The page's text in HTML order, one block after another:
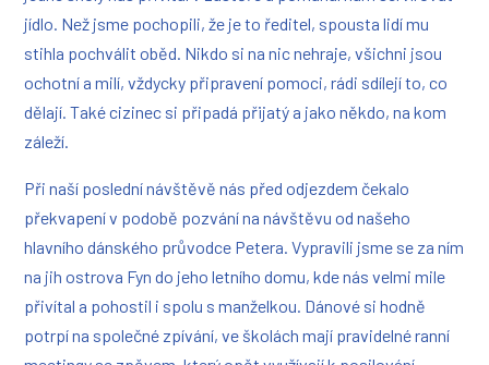
jídlo. Než jsme pochopili, že je to ředitel, spousta lidí mu
stihla pochválit oběd. Nikdo si na nic nehraje, všichni jsou
ochotní a milí, vždycky připravení pomoci, rádi sdílejí to, co
dělají. Také cizinec si připadá přijatý a jako někdo, na kom
záleží.
Při naší poslední návštěvě nás před odjezdem čekalo
překvapení v podobě pozvání na návštěvu od našeho
hlavního dánského průvodce Petera. Vypravili jsme se za ním
na jih ostrova Fyn do jeho letního domu, kde nás velmi mile
přivítal a pohostil i spolu s manželkou. Dánové si hodně
potrpí na společné zpívání, ve školách mají pravidelné ranní